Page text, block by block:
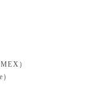
）